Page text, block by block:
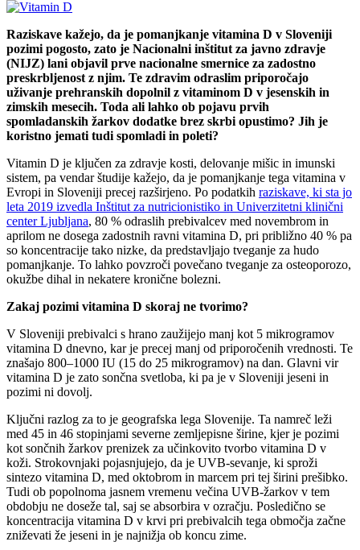
Raziskave kažejo, da je pomanjkanje vitamina D v Sloveniji
pozimi pogosto, zato je Nacionalni inštitut za javno zdravje
(NIJZ) lani objavil prve nacionalne smernice za zadostno
preskrbljenost z njim. Te zdravim odraslim priporočajo
uživanje prehranskih dopolnil z vitaminom D v jesenskih in
zimskih mesecih. Toda ali lahko ob pojavu prvih
spomladanskih žarkov dodatke brez skrbi opustimo? Jih je
koristno jemati tudi spomladi in poleti?
Vitamin D je ključen za zdravje kosti, delovanje mišic in imunski
sistem, pa vendar študije kažejo, da je pomanjkanje tega vitamina v
Evropi in Sloveniji precej razširjeno. Po podatkih raziskave, ki sta jo
leta 2019 izvedla Inštitut za nutricionistiko in Univerzitetni klinični
center Ljubljana, 80 % odraslih prebivalcev med novembrom in
aprilom ne dosega zadostnih ravni vitamina D, pri približno 40 % pa
so koncentracije tako nizke, da predstavljajo tveganje za hudo
pomanjkanje. To lahko povzroči povečano tveganje za osteoporozo,
okužbe dihal in nekatere kronične bolezni.
Zakaj pozimi vitamina D skoraj ne tvorimo?
V Sloveniji prebivalci s hrano zaužijejo manj kot 5 mikrogramov
vitamina D dnevno, kar je precej manj od priporočenih vrednosti. Te
znašajo 800–1000 IU (15 do 25 mikrogramov) na dan. Glavni vir
vitamina D je zato sončna svetloba, ki pa je v Sloveniji jeseni in
pozimi ni dovolj.
Ključni razlog za to je geografska lega Slovenije. Ta namreč leži
med 45 in 46 stopinjami severne zemljepisne širine, kjer je pozimi
kot sončnih žarkov prenizek za učinkovito tvorbo vitamina D v
koži. Strokovnjaki pojasnjujejo, da je UVB-sevanje, ki sproži
sintezo vitamina D, med oktobrom in marcem pri tej širini prešibko.
Tudi ob popolnoma jasnem vremenu večina UVB-žarkov v tem
obdobju ne doseže tal, saj se absorbira v ozračju. Posledično se
koncentracija vitamina D v krvi pri prebivalcih tega območja začne
zniževati že jeseni in je najnižja ob koncu zime.